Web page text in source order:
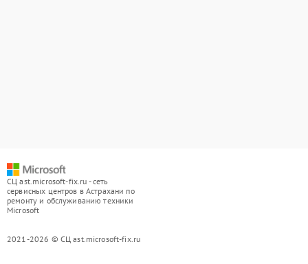
СЦ ast.microsoft-fix.ru - сеть
сервисных центров в Астрахани по
ремонту и обслуживанию техники
Microsoft
2021-2026 © СЦ ast.microsoft-fix.ru